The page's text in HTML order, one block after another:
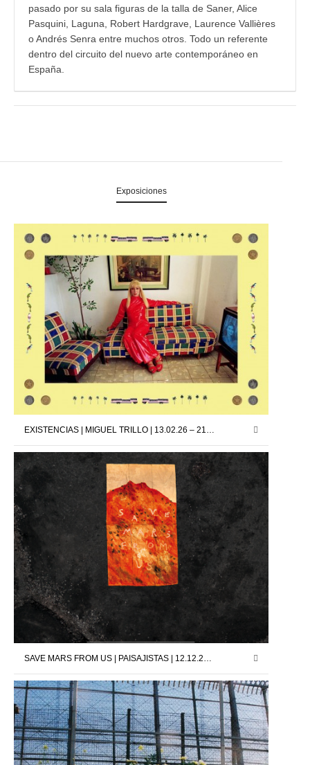
pasado por su sala figuras de la talla de Saner, Alice
Pasquini, Laguna, Robert Hardgrave, Laurence Vallières
o Andrés Senra entre muchos otros. Todo un referente
dentro del circuito del nuevo arte contemporáneo en
España.
Exposiciones